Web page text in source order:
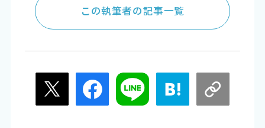
この執筆者の記事一覧